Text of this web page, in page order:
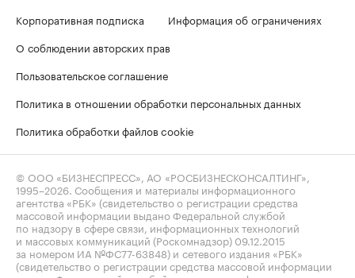
Корпоративная подписка
Информация об ограничениях
О соблюдении авторских прав
Пользовательское соглашение
Политика в отношении обработки персональных данных
Политика обработки файлов cookie
© ООО «БИЗНЕСПРЕСС», АО «РОСБИЗНЕСКОНСАЛТИНГ»,
1995–2026 . Сообщения и материалы информационного
агентства «РБК» (свидетельство о регистрации средства
массовой информации выдано Федеральной службой
по надзору в сфере связи, информационных технологий
и массовых коммуникаций (Роскомнадзор) 09.12.2015
за номером ИА №ФС77-63848) и сетевого издания «РБК»
(свидетельство о регистрации средства массовой информации